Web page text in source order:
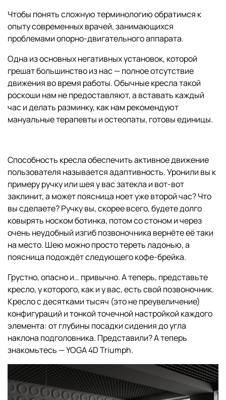
Чтобы понять сложную терминологию обратимся к
опыту современных врачей, занимающихся
проблемами опорно-двигательного аппарата.
Одна из основных негативных установок, которой
грешат большинство из нас — полное отсутствие
движения во время работы. Обычные кресла такой
роскоши нам не предоставляют, а вставать каждый
час и делать разминку, как нам рекомендуют
мануальные терапевты и остеопаты, готовы единицы.
Способность кресла обеспечить активное движение
пользователя называется адаптивность. Уронили вы к
примеру ручку или шея у вас затекла и вот-вот
заклинит, а может поясница ноет уже второй час? Что
вы сделаете? Ручку вы, скорее всего, будете долго
ковырять носком ботинка, потом со стоном и через
очень неудобный изгиб позвоночника вернёте её таки
на место. Шею можно просто тереть ладонью, а
поясница подождёт следующего кофе-брейка.
Грустно, опасно и… привычно. А теперь, представьте
кресло, у которого, как и у вас, есть свой позвоночник.
Кресло с десятками тысяч (это не преувеличение)
конфигураций и тонкой точечной настройкой каждого
элемента: от глубины посадки сидения до угла
наклона подголовника. Представили? А теперь
знакомьтесь — YOGA 4D Triumph.